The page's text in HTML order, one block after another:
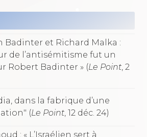
Badinter et Richard Malka :
de l’antisémitisme fut un
Robert Badinter » (Le Point , 2
dans la fabrique d’une
(Le Point, 12 déc. 24)
: « L’Israélien sert à